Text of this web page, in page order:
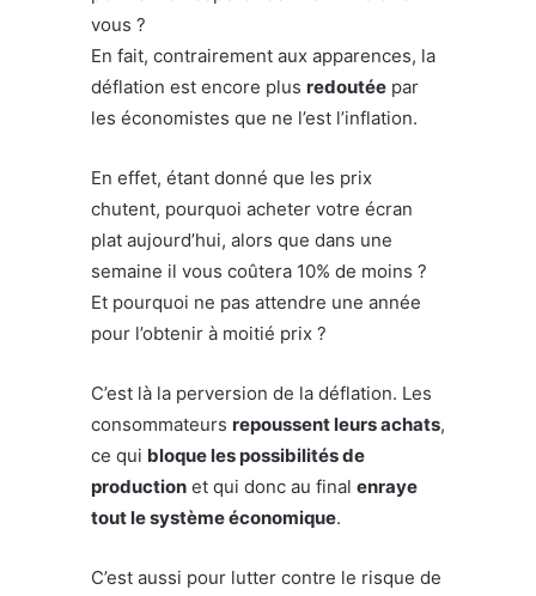
vous ?
En fait, contrairement aux apparences, la
déflation est encore plus redoutée par
les économistes que ne l’est l’inflation.
En effet, étant donné que les prix
chutent, pourquoi acheter votre écran
plat aujourd’hui, alors que dans une
semaine il vous coûtera 10% de moins ?
Et pourquoi ne pas attendre une année
pour l’obtenir à moitié prix ?
C’est là la perversion de la déflation. Les
consommateurs repoussent leurs achats,
ce qui bloque les possibilités de
production et qui donc au final enraye
tout le système économique.
C’est aussi pour lutter contre le risque de